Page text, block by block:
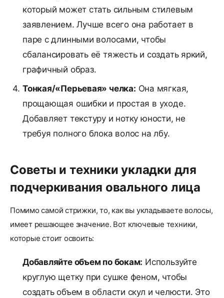
который может стать сильным стилевым
заявлением. Лучше всего она работает в
паре с длинными волосами, чтобы
сбалансировать её тяжесть и создать яркий,
графичный образ.
Тонкая/«Перьевая» челка: Она мягкая,
прощающая ошибки и простая в уходе.
Добавляет текстуру и нотку юности, не
требуя полного блока волос на лбу.
Советы и техники укладки для
подчеркивания овального лица
Помимо самой стрижки, то, как вы укладываете волосы,
имеет решающее значение. Вот ключевые техники,
которые стоит освоить:
Добавляйте объем по бокам: Используйте
круглую щетку при сушке феном, чтобы
создать объем в области скул и челюсти. Это